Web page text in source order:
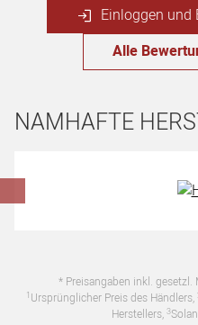
Einloggen und
Alle
NAMHAFTE
* Preisangaben inkl. gesetzl.
1 Ursprünglicher Preis des Händlers,
Herstellers, 3